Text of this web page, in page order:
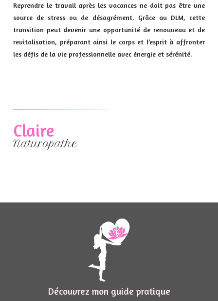
Reprendre le travail après les vacances ne doit pas être une
source de stress ou de désagrément. Grâce au DLM, cette
transition peut devenir une opportunité de renouveau et de
revitalisation, préparant ainsi le corps et l’esprit à affronter
les défis de la vie professionnelle avec énergie et sérénité.
Claire
Naturopathe
Découvrez mon guide pratique